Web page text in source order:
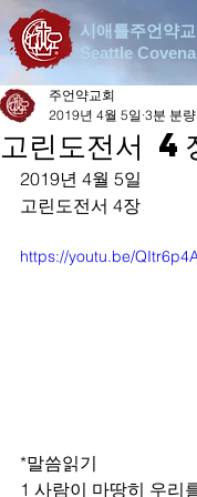
시애틀주언약교
Seattle
고린도전서 4
주언약교회
2019년 4월 5일 3분 분량
2019년 4월 5일
고린도전서 4장
https://youtu.be/
*말씀읽기
1 사람이 마땅히 우리